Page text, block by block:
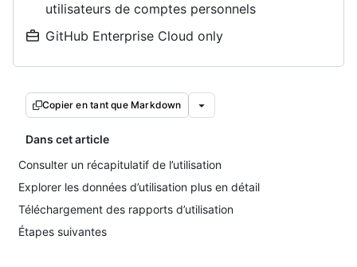
utilisateurs de comptes personnels
GitHub Enterprise Cloud only
Copier en tant que Markdown
Dans cet article
Consulter un récapitulatif de l’utilisation
Explorer les données d’utilisation plus en détail
Téléchargement des rapports d’utilisation
Étapes suivantes